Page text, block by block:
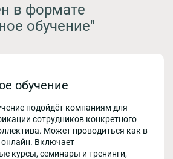
в формате
обучение"
обучение
подойдёт компаниям для
сотрудников конкретного
Может проводиться как в
Включает
курсы, семинары и тренинги,